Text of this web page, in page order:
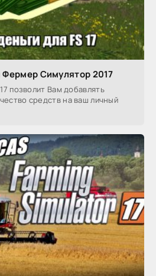
Симулятор 2017
позволит Вам добавлять
средств на ваш личный